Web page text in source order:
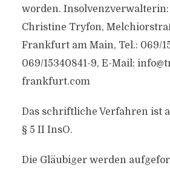
worden.
Christine Tryfon,
Frankfurt am Main, Tel.: 069/
069/15340841-9, E-Mail:
frankfurt.com
Das schriftliche Verfahren ist
§ 5 II InsO.
Die Gläubiger werden